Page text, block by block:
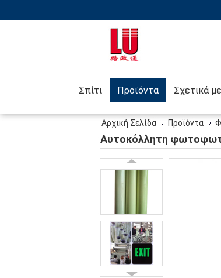
Σπίτι Προϊόντα Σχετικά
Αρχική Σελίδα Προϊόντα
σήμανση ασφάλειας
Αυτοκόλλητη